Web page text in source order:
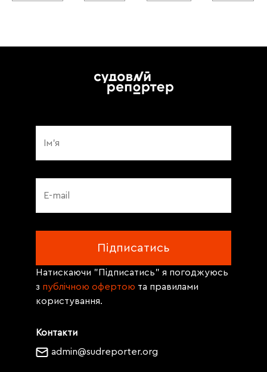
Контакти
admin@sudreporter.org
Натискаючи "Підписатись" я погоджуюсь
з публічною офертою та правилами
користування.